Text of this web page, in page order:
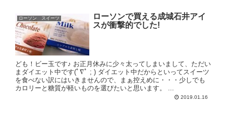
ローソン スイーツ
ローソンで買える成城石井アイ
スが衝撃的でした!
ども！ビー玉です♪ お正月休みに少々太ってしまいまして、ただい
まダイエット中です(ﾟ∇ﾟ ; ) ダイエット中だからといってスイーツ
を食べない訳にはいきませんので、まぁ控えめに・・・少しでも
カロリーと糖質が軽いものを選びたいと思います。 ...
2019.01.16